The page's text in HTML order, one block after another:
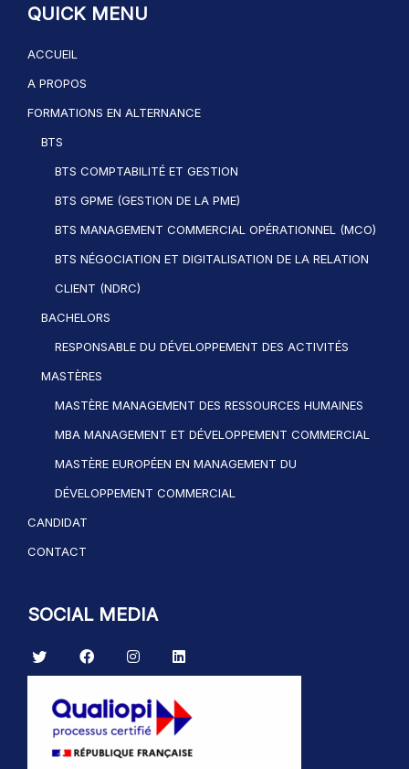
QUICK MENU
ACCUEIL
A PROPOS
FORMATIONS EN ALTERNANCE
BTS
BTS COMPTABILITÉ ET GESTION
BTS GPME (GESTION DE LA PME)
BTS MANAGEMENT COMMERCIAL OPÉRATIONNEL (MCO)
BTS NÉGOCIATION ET DIGITALISATION DE LA RELATION
CLIENT (NDRC)
BACHELORS
RESPONSABLE DU DÉVELOPPEMENT DES ACTIVITÉS
MASTÈRES
MASTÈRE MANAGEMENT DES RESSOURCES HUMAINES
MBA MANAGEMENT ET DÉVELOPPEMENT COMMERCIAL
MASTÈRE EUROPÉEN EN MANAGEMENT DU
DÉVELOPPEMENT COMMERCIAL
CANDIDAT
CONTACT
SOCIAL MEDIA